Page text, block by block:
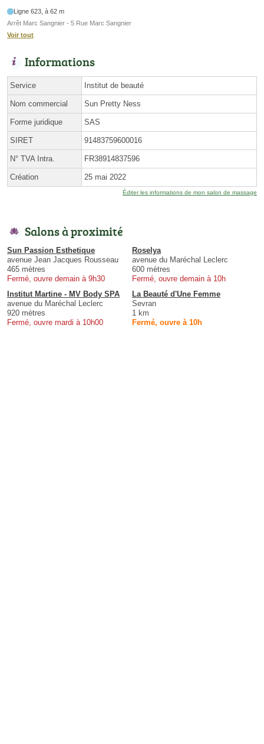
Ligne 623, à 62 m
Arrêt Marc Sangnier - 5 Rue Marc Sangnier
Voir tout
Informations
Service Institut de beauté
Nom commercial Sun Pretty Ness
Forme juridique SAS
SIRET 91483759600016
N° TVA Intra. FR38914837596
Création 25 mai 2022
Éditer les informations de mon salon de massage
Salons à proximité
Sun Passion Esthetique
avenue Jean Jacques Rousseau
465 mètres
Fermé, ouvre demain à 9h30
Roselya
avenue du Maréchal Leclerc
600 mètres
Fermé, ouvre demain à 10h
Institut Martine - MV Body SPA
avenue du Maréchal Leclerc
920 mètres
Fermé, ouvre mardi à 10h00
La Beauté d'Une Femme
Sevran
1 km
Fermé, ouvre à 10h